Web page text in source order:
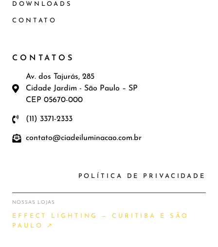
DOWNLOADS
CONTATO
CONTATOS
Av. dos Tajurás, 285
Cidade Jardim - São Paulo – SP
CEP 05670-000
(11) 3371-2333
contato@ciadeiluminacao.com.br
POLÍTICA DE PRIVACIDADE
NOSSAS LOJAS
EFFECT LIGHTING — CURITIBA E SÃO
PAULO ↗